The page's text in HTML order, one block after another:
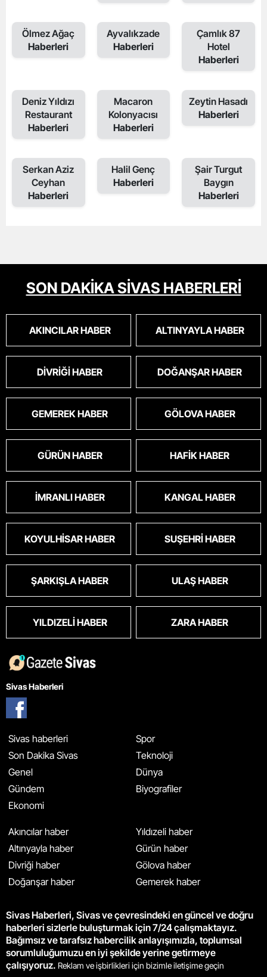
Ölmez Ağaç
Haberleri
Ayvalıkzade
Haberleri
Çamlık 87
Hotel
Haberleri
Deniz Yıldızı
Restaurant
Haberleri
Macaron
Kolonyacısı
Haberleri
Zeytin Hasadı
Haberleri
Serkan Aziz
Ceyhan
Haberleri
Halil Genç
Haberleri
Şair Turgut
Baygın
Haberleri
SON DAKİKA SİVAS HABERLERİ
AKINCILAR HABER ALTINYAYLA HABER
DIVRIĞI HABER DOĞANŞAR HABER
GEMEREK HABER GÖLOVA HABER
GÜRÜN HABER HAFIK HABER
İMRANLI HABER KANGAL HABER
KOYULHISAR HABER SUŞEHRI HABER
ŞARKIŞLA HABER ULAŞ HABER
YILDIZELI HABER ZARA HABER
Sivas Haberleri
Sivas haberleri
Son Dakika Sivas
Genel
Gündem
Ekonomi
Spor
Teknoloji
Dünya
Biyografiler
Akıncılar haber
Altınyayla haber
Divriği haber
Doğanşar haber
Yıldızeli haber
Gürün haber
Gölova haber
Gemerek haber
Sivas Haberleri, Sivas ve çevresindeki en güncel ve doğru
haberleri sizlerle buluşturmak için 7/24 çalışmaktayız.
Bağımsız ve tarafsız habercilik anlayışımızla, toplumsal
sorumluluğumuzu en iyi şekilde yerine getirmeye
çalışıyoruz. Reklam ve işbirlikleri için bizimle iletişime geçin